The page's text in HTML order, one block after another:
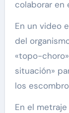
colaborar en
En un video
del
«topo-
situación»
los
En el